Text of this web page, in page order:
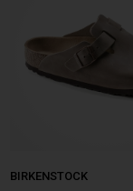
BIRKENSTOCK